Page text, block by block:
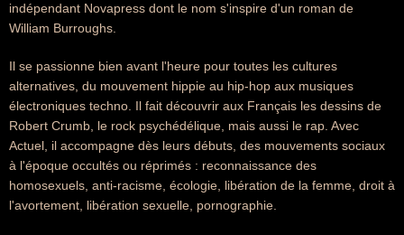
indépendant Novapress dont le nom s'inspire d'un roman de
William Burroughs.
Il se passionne bien avant l'heure pour toutes les cultures
alternatives, du mouvement hippie au hip-hop aux musiques
électroniques techno. Il fait découvrir aux Français les dessins de
Robert Crumb, le rock psychédélique, mais aussi le rap. Avec
Actuel, il accompagne dès leurs débuts, des mouvements sociaux
à l'époque occultés ou réprimés : reconnaissance des
homosexuels, anti-racisme, écologie, libération de la femme, droit à
l'avortement, libération sexuelle, pornographie.